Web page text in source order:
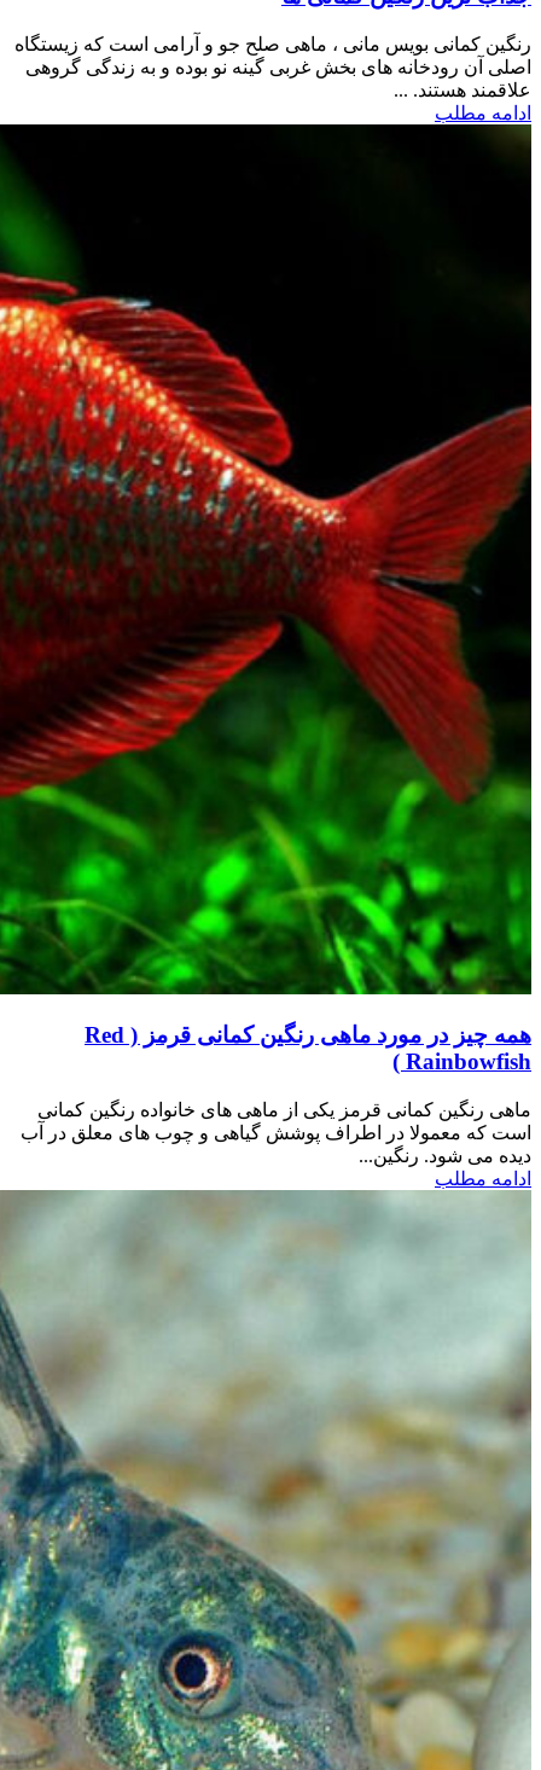
رنگین کمانی بویس مانی ، ماهی صلح جو و آرامی است که زیستگاه
اصلی آن رودخانه های بخش غربی گینه نو بوده و به زندگی گروهی
علاقمند هستند. ...
ادامه مطلب
همه چیز در مورد ماهی رنگین کمانی قرمز ( Red
Rainbowfish )
ماهی رنگین کمانی قرمز یکی از ماهی های خانواده رنگین کمانی
است که معمولا در اطراف پوشش گیاهی و چوب های معلق در آب
دیده می شود. رنگین...
ادامه مطلب